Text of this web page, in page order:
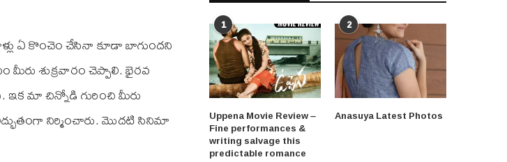
ఏ కొంచెం చేసినా కూడా బాగుందని
శుక్రవారం చెప్పాలి. భైరవ
మా చిన్నోడి గురించి మీరు
నిర్మించారు. మొదటి సినిమా
1
Uppena Movie Review –
Fine performances &
writing salvage this
predictable romance
2
Anasuya Latest Photos